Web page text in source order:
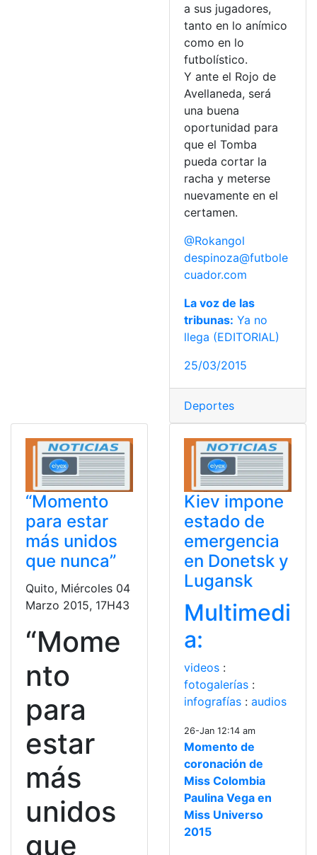
a sus jugadores,
tanto en lo anímico
como en lo
futbolístico.
Y ante el Rojo de
Avellaneda, será
una buena
oportunidad para
que el Tomba
pueda cortar la
racha y meterse
nuevamente en el
certamen.
@Rokangol
despinoza@futbole
cuador.com
La voz de las
tribunas: Ya no
llega (EDITORIAL)
25/03/2015
Deportes
“Momento
para estar
más unidos
que nunca”
Quito, Miércoles 04
Marzo 2015, 17H43
“Mome
nto
para
estar
más
unidos
que
Kiev impone
estado de
emergencia
en Donetsk y
Lugansk
Multimedi
a:
videos :
fotogalerías :
infografías : audios
26-Jan 12:14 am
Momento de
coronación de
Miss Colombia
Paulina Vega en
Miss Universo
2015